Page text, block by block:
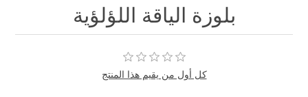
بلوزة الياقة اللؤلؤية
كل أول من يقيم هذا المنتج